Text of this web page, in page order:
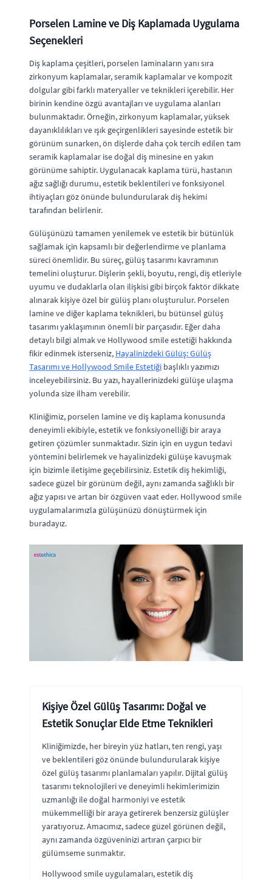
Porselen Lamine ve Diş Kaplamada Uygulama
Seçenekleri
Diş kaplama çeşitleri, porselen laminaların yanı sıra
zirkonyum kaplamalar, seramik kaplamalar ve kompozit
dolgular gibi farklı materyaller ve teknikleri içerebilir. Her
birinin kendine özgü avantajları ve uygulama alanları
bulunmaktadır. Örneğin, zirkonyum kaplamalar, yüksek
dayanıklılıkları ve ışık geçirgenlikleri sayesinde estetik bir
görünüm sunarken, ön dişlerde daha çok tercih edilen tam
seramik kaplamalar ise doğal diş minesine en yakın
görünüme sahiptir. Uygulanacak kaplama türü, hastanın
ağız sağlığı durumu, estetik beklentileri ve fonksiyonel
ihtiyaçları göz önünde bulundurularak diş hekimi
tarafından belirlenir.
Gülüşünüzü tamamen yenilemek ve estetik bir bütünlük
sağlamak için kapsamlı bir değerlendirme ve planlama
süreci önemlidir. Bu süreç, gülüş tasarımı kavramının
temelini oluşturur. Dişlerin şekli, boyutu, rengi, diş etleriyle
uyumu ve dudaklarla olan ilişkisi gibi birçok faktör dikkate
alınarak kişiye özel bir gülüş planı oluşturulur. Porselen
lamine ve diğer kaplama teknikleri, bu bütünsel gülüş
tasarımı yaklaşımının önemli bir parçasıdır. Eğer daha
detaylı bilgi almak ve Hollywood smile estetiği hakkında
fikir edinmek isterseniz, Hayalinizdeki Gülüş: Gülüş
Tasarımı ve Hollywood Smile Estetiği başlıklı yazımızı
inceleyebilirsiniz. Bu yazı, hayallerinizdeki gülüşe ulaşma
yolunda size ilham verebilir.
Kliniğimiz, porselen lamine ve diş kaplama konusunda
deneyimli ekibiyle, estetik ve fonksiyonelliği bir araya
getiren çözümler sunmaktadır. Sizin için en uygun tedavi
yöntemini belirlemek ve hayalinizdeki gülüşe kavuşmak
için bizimle iletişime geçebilirsiniz. Estetik diş hekimliği,
sadece güzel bir görünüm değil, aynı zamanda sağlıklı bir
ağız yapısı ve artan bir özgüven vaat eder. Hollywood smile
uygulamalarımızla gülüşünüzü dönüştürmek için
buradayız.
Kişiye Özel Gülüş Tasarımı: Doğal ve
Estetik Sonuçlar Elde Etme Teknikleri
Kliniğimizde, her bireyin yüz hatları, ten rengi, yaşı
ve beklentileri göz önünde bulundurularak kişiye
özel gülüş tasarımı planlamaları yapılır. Dijital gülüş
tasarımı teknolojileri ve deneyimli hekimlerimizin
uzmanlığı ile doğal harmoniyi ve estetik
mükemmelliği bir araya getirerek benzersiz gülüşler
yaratıyoruz. Amacımız, sadece güzel görünen değil,
aynı zamanda özgüveninizi artıran çarpıcı bir
gülümseme sunmaktır.
Hollywood smile uygulamaları, estetik diş